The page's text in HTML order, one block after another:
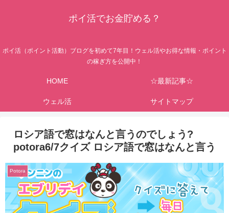
ポイ活でお金貯める？
ポイ活（ポイント活動）ブログを初めて7年目！ウェル活やお得な情報・ポイント
の稼ぎ方を公開中！
HOME ☆最新記事☆
ウェル活 サイトマップ
ロシア語で窓はなんと言うのでしょう?
potora6/7クイズ ロシア語で窓はなんと言う
Potora